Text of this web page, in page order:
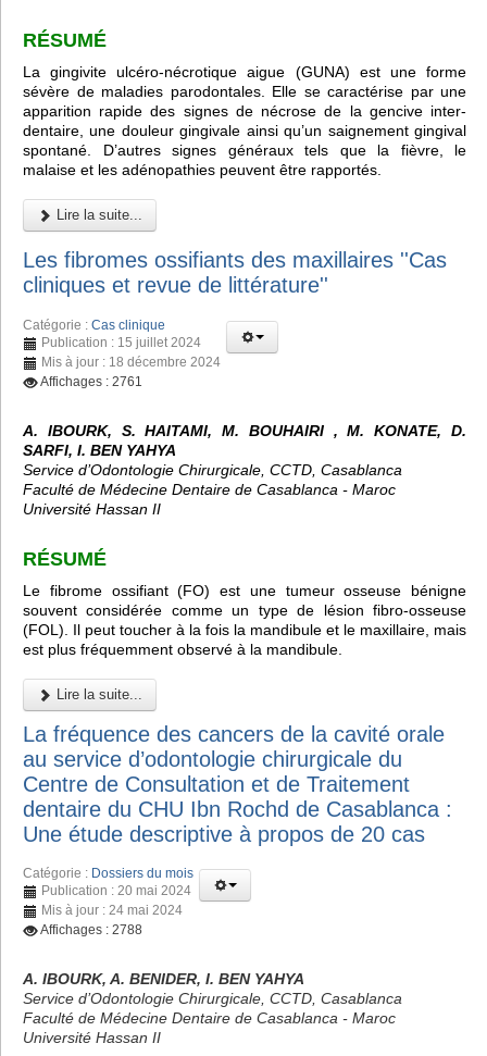
RÉSUMÉ
La gingivite ulcéro-nécrotique aigue (GUNA) est une forme
sévère de maladies parodontales. Elle se caractérise par une
apparition rapide des signes de nécrose de la gencive inter-
dentaire, une douleur gingivale ainsi qu’un saignement gingival
spontané. D’autres signes généraux tels que la fièvre, le
malaise et les adénopathies peuvent être rapportés.
Lire la suite...
Les fibromes ossifiants des maxillaires ''Cas
cliniques et revue de littérature''
Catégorie : Cas clinique
Publication : 15 juillet 2024
Mis à jour : 18 décembre 2024
Affichages : 2761
A. IBOURK, S. HAITAMI, M. BOUHAIRI , M. KONATE, D.
SARFI, I. BEN YAHYA
Service d’Odontologie Chirurgicale, CCTD, Casablanca
Faculté de Médecine Dentaire de Casablanca - Maroc
Université Hassan II
RÉSUMÉ
Le fibrome ossifiant (FO) est une tumeur osseuse bénigne
souvent considérée comme un type de lésion fibro-osseuse
(FOL). Il peut toucher à la fois la mandibule et le maxillaire, mais
est plus fréquemment observé à la mandibule.
Lire la suite...
La fréquence des cancers de la cavité orale
au service d’odontologie chirurgicale du
Centre de Consultation et de Traitement
dentaire du CHU Ibn Rochd de Casablanca :
Une étude descriptive à propos de 20 cas
Catégorie : Dossiers du mois
Publication : 20 mai 2024
Mis à jour : 24 mai 2024
Affichages : 2788
A. IBOURK, A. BENIDER, I. BEN YAHYA
Service d’Odontologie Chirurgicale, CCTD, Casablanca
Faculté de Médecine Dentaire de Casablanca - Maroc
Université Hassan II